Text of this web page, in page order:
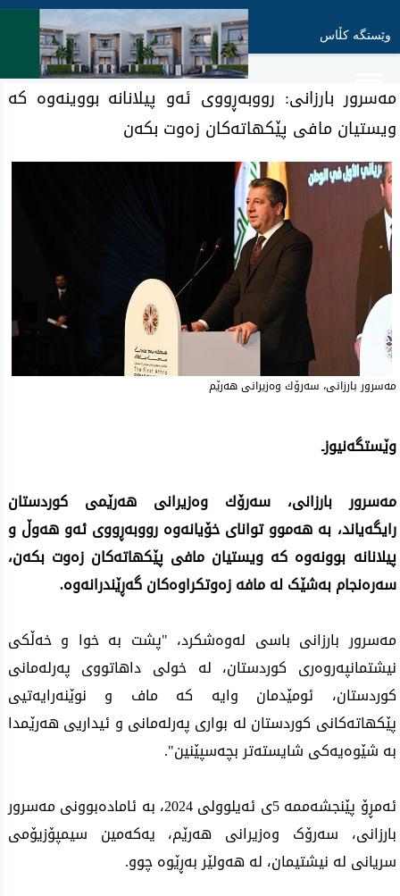
وێستگە کڵاس
مه‌سرور بارزانی: رووبەڕووی ئەو پیلانانە بووینەوە كه‌
ویستیان مافی پێكهاته‌كان زه‌وت بكه‌ن
‌مه‌سرور بارزانی، سه‌رۆك وه‌زیرانی هه‌رێم
وێستگه‌نیوزـ
مه‌سرور بارزانی، سه‌رۆك وه‌زیرانی هه‌رێمی كوردستان
رایگه‌یاند، بە هەموو توانای خۆیانەوە رووبەڕووی ئەو هەوڵ و
پیلانانە بوونەوە كه‌ ویستیان مافی پێكهاته‌كان زه‌وت بكه‌ن،
سەرەنجام بەشێک لە مافە زەوتکراوەکان گەڕێندرانەوە.
مه‌سرور بارزانی باسی له‌وه‌شكرد، "پشت بە خوا و خەڵکی
نیشتمانپەروەری کوردستان، لە خولی داهاتووی پەرلەمانی
کوردستان، ئومێدمان وایە كە ماف و نوێنەرایەتیی
پێكهاتەكانی كوردستان لە بواری پەرلەمانی و ئیداریی هەرێمدا
بە شێوەیەكی شایستەتر بچەسپێنین".
ئەمڕۆ پێنجشەممە 5ی ئەیلوولی 2024، بە ئامادەبوونی مەسرور
بارزانی، سەرۆک وه‌زیرانی هه‌رێم، یەکەمین سیمپۆزیۆمی
سریانی لە نیشتیمان، لە هەولێر بەڕێوە چوو.